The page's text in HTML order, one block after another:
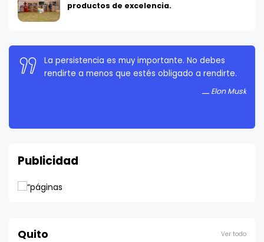
productos de excelencia.
La persistencia es muy importante. No debes
rendirte a menos que estés obligado a rendirte.
Elon Musk
Publicidad
Quito Ver todo